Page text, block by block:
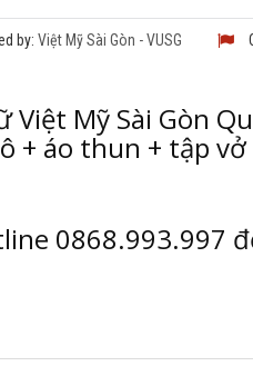
by: Việt Mỹ Sài Gòn - VUSG
Mỹ Sài Gòn
+ áo thun + tập
0868.993.997